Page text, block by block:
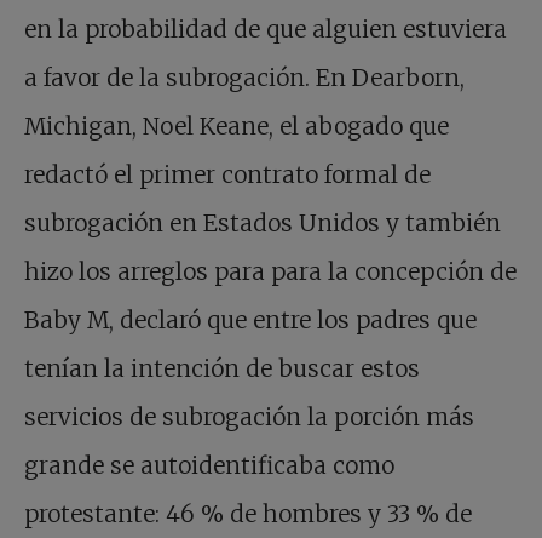
en la probabilidad de que alguien estuviera
a favor de la subrogación. En Dearborn,
Michigan, Noel Keane, el abogado que
redactó el primer contrato formal de
subrogación en Estados Unidos y también
hizo los arreglos para para la concepción de
Baby M, declaró que entre los padres que
tenían la intención de buscar estos
servicios de subrogación la porción más
grande se autoidentificaba como
protestante: 46 % de hombres y 33 % de